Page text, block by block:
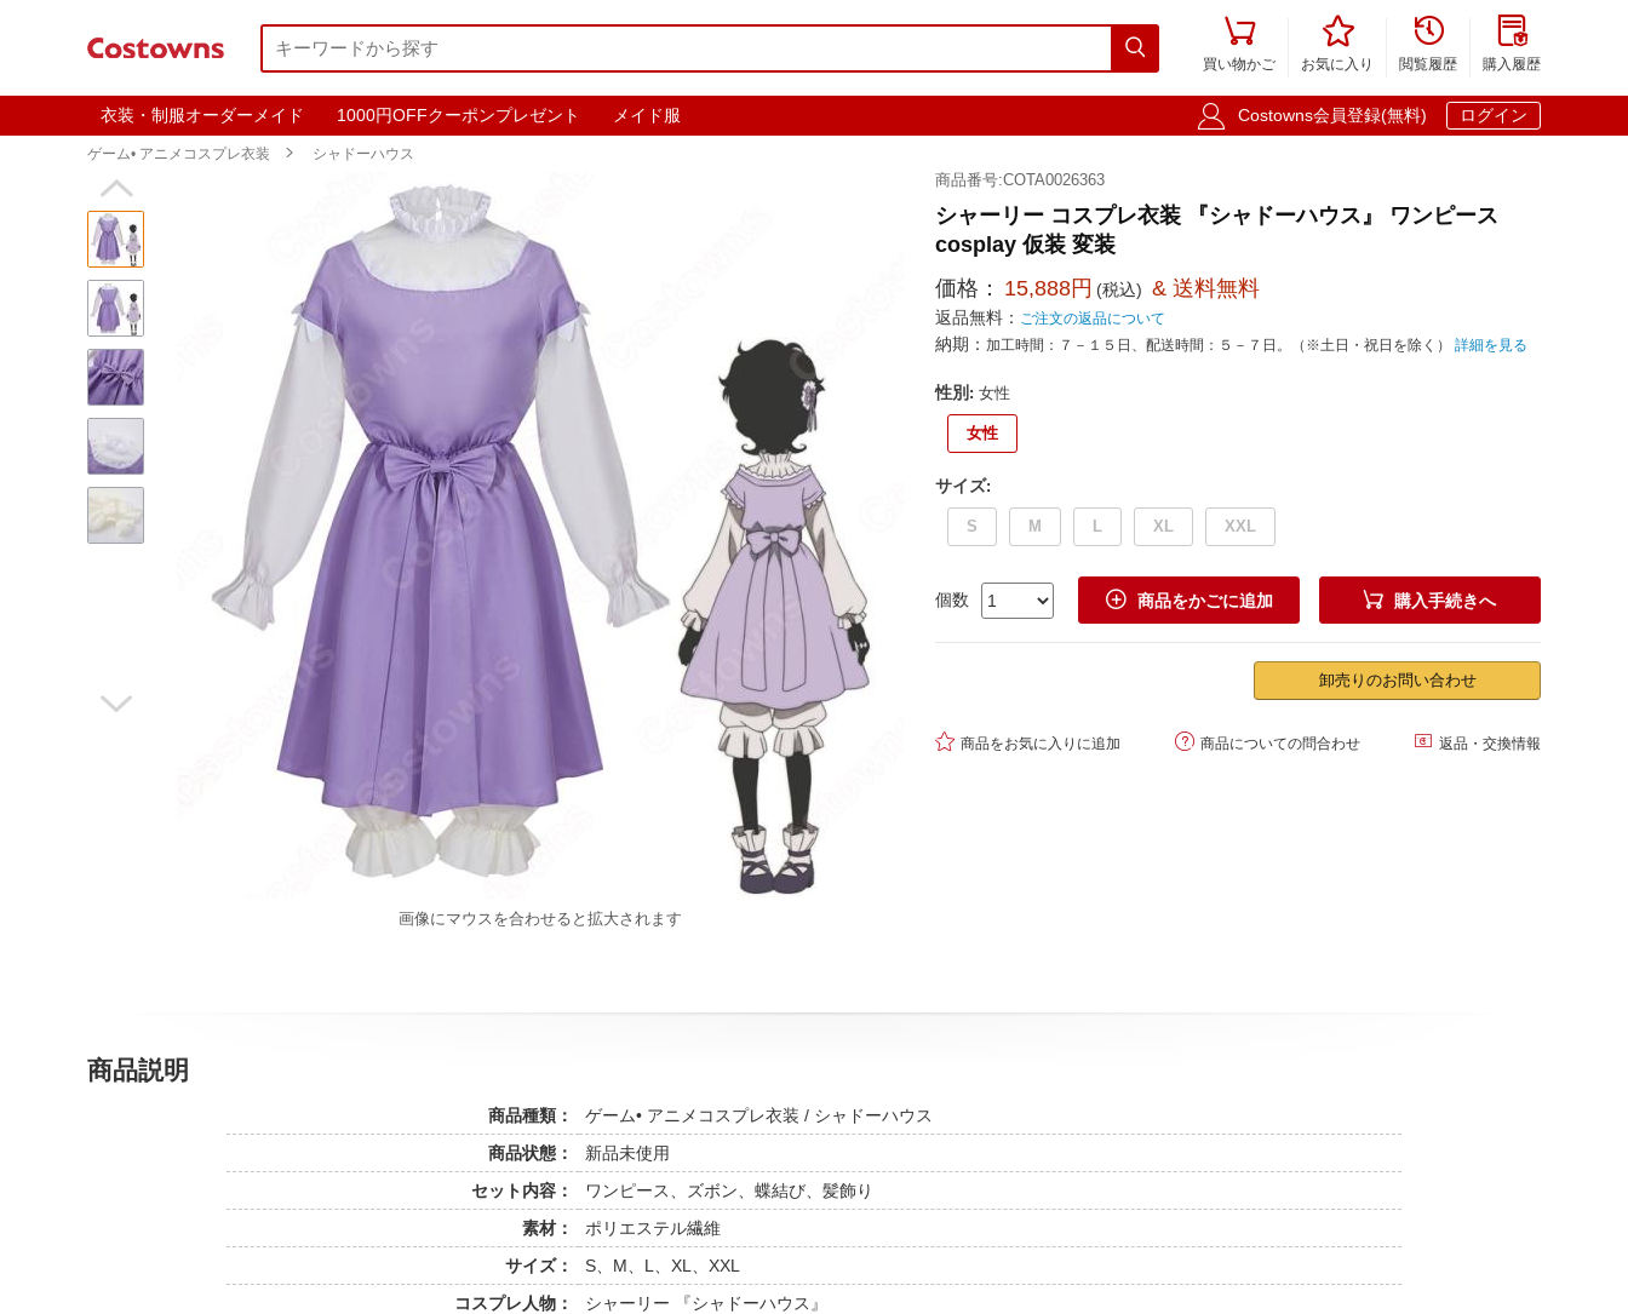


買い物かご

お気に入り

閲覧履歴

購入履歴
衣装・制服オーダーメイド 1000円OFFクーポンプレゼント メイド服  Costowns会員登録(無料) ログイン
ゲーム• アニメコスプレ衣装  シャドーハウス


画像にマウスを合わせると拡大されます
商品番号:COTA0026363
シャーリー コスプレ衣装 『シャドーハウス』 ワンピース
cosplay 仮装 変装
価格： 15,888円 (税込) & 送料無料
返品無料： ご注文の返品について
納期： 加工時間：７－１５日、配送時間：５－７日。（※土日・祝日を除く） 詳細を見る
性別 : 女性
女性
サイズ:
S M L XL XXL
個数  商品をかごに追加  購入手続きへ
卸売りのお問い合わせ
 商品をお気に入りに追加  商品についての問合わせ  返品・交換情報
商品説明
商品種類：
ゲーム• アニメコスプレ衣装 / シャドーハウス
商品状態：
新品未使用
セット内容：
ワンピース、ズボン、蝶結び、髪飾り
素材：
ポリエステル繊維
サイズ：
S、M、L、XL、XXL
コスプレ人物：
シャーリー 『シャドーハウス』